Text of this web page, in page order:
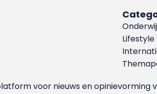
Lifestyle
voor nieuws en